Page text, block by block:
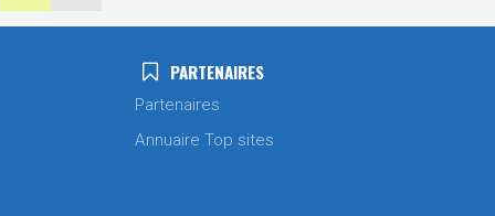
PARTENAIRES
Partenaires
Annuaire Top sites